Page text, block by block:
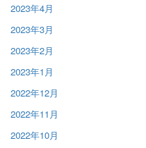
2023年4月
2023年3月
2023年2月
2023年1月
2022年12月
2022年11月
2022年10月